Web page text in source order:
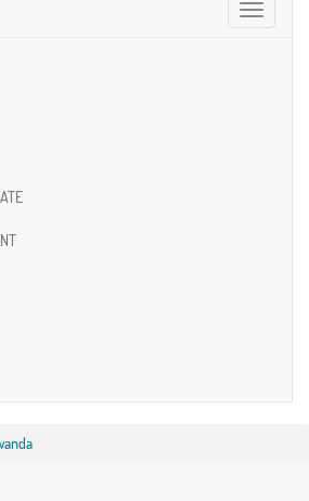
Toggle
navigation